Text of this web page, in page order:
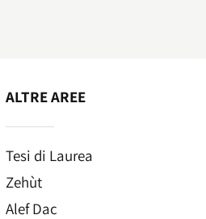
ALTRE AREE
Tesi di Laurea
Zehùt
Alef Dac